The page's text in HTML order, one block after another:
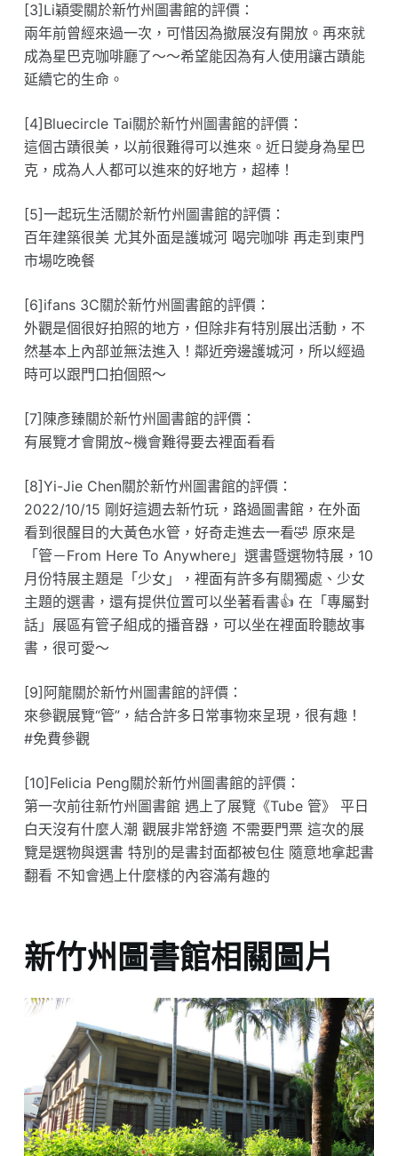
[3]Li穎雯關於新竹州圖書館的評價：
兩年前曾經來過一次，可惜因為撤展沒有開放。再來就
成為星巴克咖啡廳了～～希望能因為有人使用讓古蹟能
延續它的生命。
[4]Bluecircle Tai關於新竹州圖書館的評價：
這個古蹟很美，以前很難得可以進來。近日變身為星巴
克，成為人人都可以進來的好地方，超棒！
[5]一起玩生活關於新竹州圖書館的評價：
百年建築很美 尤其外面是護城河 喝完咖啡 再走到東門
市場吃晚餐
[6]ifans 3C關於新竹州圖書館的評價：
外觀是個很好拍照的地方，但除非有特別展出活動，不
然基本上內部並無法進入！鄰近旁邊護城河，所以經過
時可以跟門口拍個照～
[7]陳彥臻關於新竹州圖書館的評價：
有展覽才會開放~機會難得要去裡面看看
[8]Yi-Jie Chen關於新竹州圖書館的評價：
2022/10/15 剛好這週去新竹玩，路過圖書館，在外面
看到很醒目的大黃色水管，好奇走進去一看🤣 原來是
「管－From Here To Anywhere」選書暨選物特展，10
月份特展主題是「少女」，裡面有許多有關獨處、少女
主題的選書，還有提供位置可以坐著看書👍 在「專屬對
話」展區有管子組成的播音器，可以坐在裡面聆聽故事
書，很可愛～
[9]阿龍關於新竹州圖書館的評價：
來參觀展覽“管”，結合許多日常事物來呈現，很有趣！
#免費參觀
[10]Felicia Peng關於新竹州圖書館的評價：
第一次前往新竹州圖書館 遇上了展覽《Tube 管》 平日
白天沒有什麼人潮 觀展非常舒適 不需要門票 這次的展
覽是選物與選書 特別的是書封面都被包住 隨意地拿起書
翻看 不知會遇上什麼樣的內容滿有趣的
新竹州圖書館相關圖片